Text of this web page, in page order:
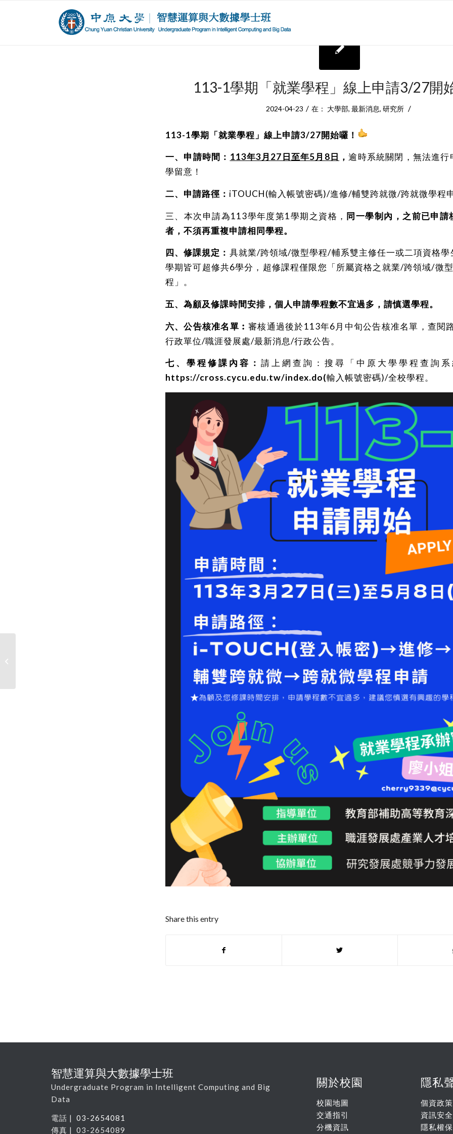
113-1學期「就業學程」線上申請3/27開
2024-04-23 / 在： 大學部, 最新消息, 研究所 /
113-1學期「就業學程」線上申請3/27開始囉！
一、申請時間： 113年3月27日至年5月8日 ，逾時系統關閉，無法進行
學留意！
二、申請路徑： iTOUCH(輸入帳號密碼)/進修/輔雙跨就微/跨就微學程
三、本次申請為113學年度第1學期之資格， 同一學制內，之前已申請
者，不須再重複申請相同學程。
四、修課規定： 具就業/跨領域/微型學程/輔系雙主修任一或二項資格學
學期皆可超修共6學分，超修課程僅限您「所屬資格之就業/跨領域/微
程」。
五、為顧及修課時間安排，個人申請學程數不宜過多 ，請慎選學程。
六、公告核准名單︰審核通過後於113年6月中旬公告核准名單，查閱
行政單位/職涯發展處/最新消息/行政公告。
七、學程修課內容： 請上網查詢：搜尋「中原大學學程查詢
https://cross.cycu.edu.tw/index.do(輸入帳號密碼)/全校學程。
Share this entry
智慧運算與大數據學士班
Undergraduate Program in Intelligent Computing and Big
Data
電話 | 03-2654081
傳真 | 03-2654089
關於校園
校園地圖
交通指引
分機資訊
隱私
個資政策
資訊安全
隱私權